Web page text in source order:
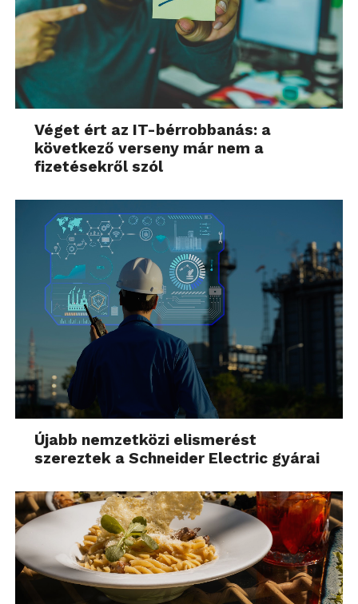
Véget ért az IT-bérrobbanás: a
következő verseny már nem a
fizetésekről szól
Újabb nemzetközi elismerést
szereztek a Schneider Electric gyárai